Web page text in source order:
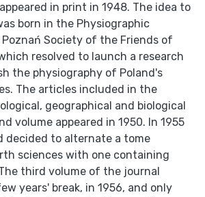
appeared in print in 1948. The idea to
born in the Physiographic
Society of the Friends of
resolved to launch a research
the physiography of Poland's
The articles included in the
geographical and biological
volume appeared in 1950. In 1955
decided to alternate a tome
sciences with one containing
third volume of the journal
years' break, in 1956, and only